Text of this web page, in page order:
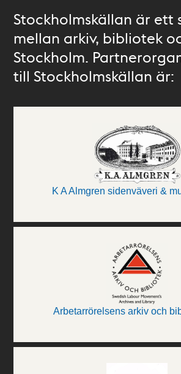
Stockholmskällan är ett
mellan arkiv, bibliotek
Stockholm.
till Stockholmskällan är:
K A Almgren sidenväveri &
Arbetarrörelsens arkiv och